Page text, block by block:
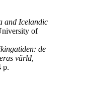
and Icelandic
of
de
värld,
p.